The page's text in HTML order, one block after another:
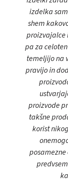
izdelka
shem
proizvajalce
pa za
temeljijo na
pravijo in
proizvode
takšne
korist